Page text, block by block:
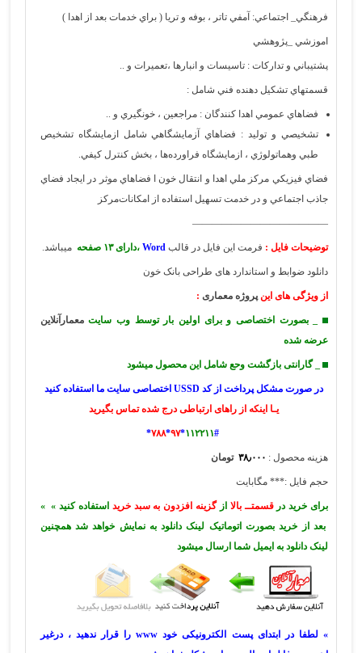
فرهنگي_ اجتماعي: آمفي تاتر ، بوفه و تريا ( براي خدمات بعد از اهدا )
اموزشي _پژوهشي
پشتيباني و تداركات : تاسيسات و انبارها ،‌تعميرات و ..
قسمتهاي تشكيل دهنده فني شامل :
فضاهاي عمومي اهدا كنندگان : مراجعين ، خونگيري و ..
تشخيصي و توليد : فضاهاي آزمايشگاهي شامل ازمايشگاه تشخيص
طبي وهماتولوژي ، ازمايشگاه فراورده‌ها ، بخش كنترل كيفي.
فضاي فيزيکي مركز ملي اهدا و انتقال خون ا فضاهاي موثر در ايجاد فضاي
جاذب اجتماعي و در خدمت تسهيل استفاده از امکانات‌مرکز
——————————————
توضیحات فایل : فرمت این فایل در قالب Word ،دارای ۱۳ صفحه میباشد.
دانلود ضوابط و استاندارد های طراحی بانک خون
از ویژگی های اینپروژه معماری :
_ بصورت اختصاصی و برای اولین بار توسط وب سایتمعمارآنلاین
عرضه شده
_ گارانتی بازگشت وحع شامل این محصول میشود
در صورت مشکل پرداخت از کد USSD اختصاصی سایت ما استفاده کنید
یـا اینکه از راهای ارتباطی درج شده تماس بگیرید
*۷۸۸*۹۷*۱۱۲۲۱۱#
هزینه محصول : ۳۸٫۰۰۰ تومان
حجم فایل :*** مگابایت
برای خرید درقسمتــ بالا ازگزینه افزدون به سبد خرید استفاده کنید » »
بعد از خرید بصورت اتوماتیک لینک دانلود به نمایش خواهد شد همچنین
لینک دانلود به ایمیل شما ارسال میشود
» لطفا در ابتدای پست الکترونیکی خود www را قرار ندهید ، درغیر